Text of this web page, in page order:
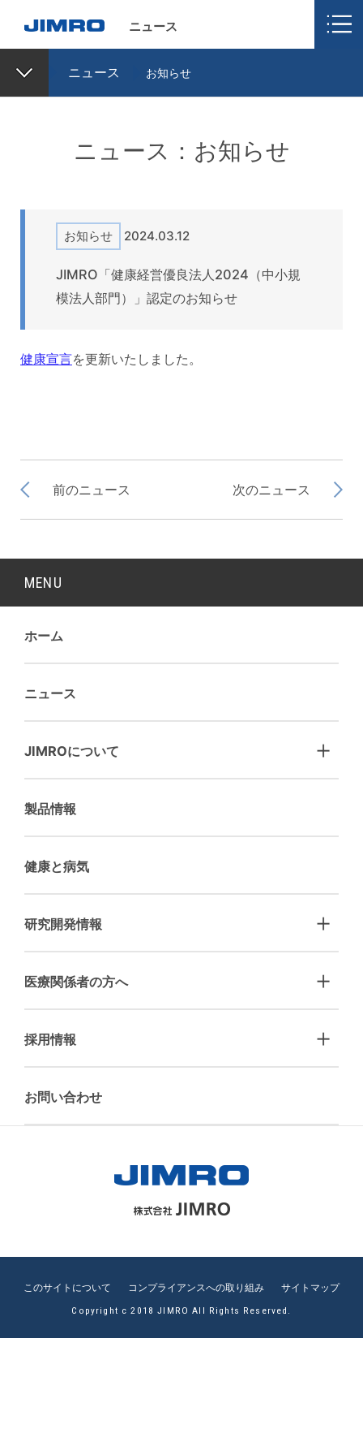
ニュース
ニュース：お知らせ
お知らせ 2024.03.12
JIMRO「健康経営優良法人2024（中小規
模法人部門）」認定のお知らせ
健康宣言を更新いたしました。
前のニュース 次のニュース
ニュース お知らせ
MENU
ホーム
ニュース
JIMROについて
製品情報
健康と病気
研究開発情報
医療関係者の方へ
採用情報
お問い合わせ
このサイトについて コンプライアンスへの取り組み
サイトマップ
Copyright c 2018 JIMRO All Rights Reserved.